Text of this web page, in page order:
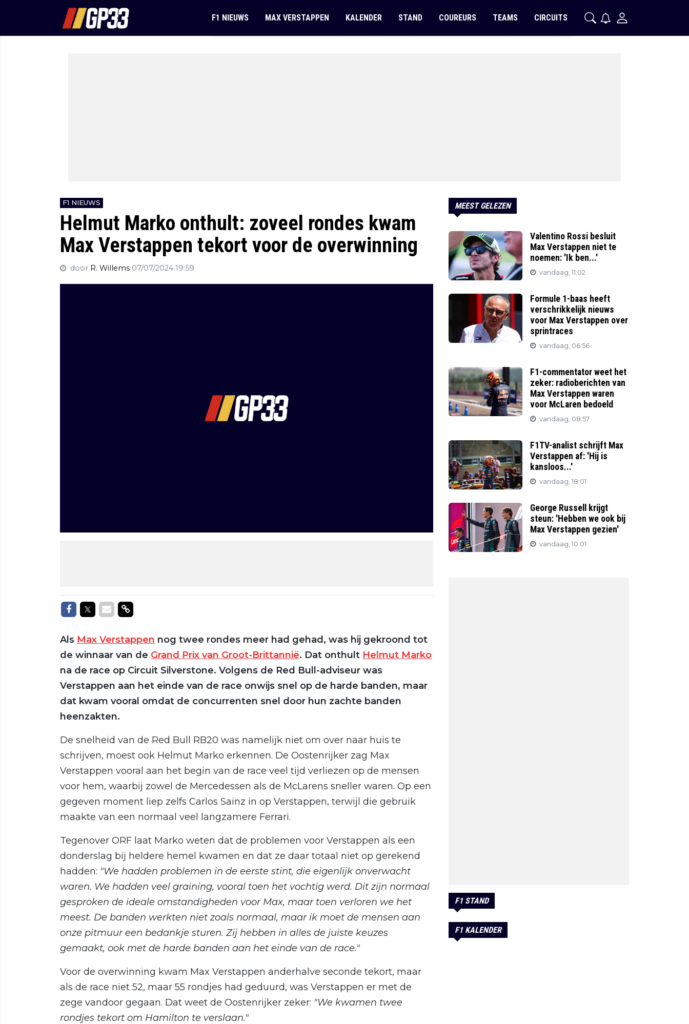
F1 NIEUWS MAX VERSTAPPEN KALENDER STAND COUREURS TEAMS CIRCUITS
F1 NIEUWS
Helmut Marko onthult: zoveel rondes kwam
Max Verstappen tekort voor de overwinning
door R. Willems 07/07/2024 19:59
Delen op Facebook
Delen op Twitter
Delen via Mail
Delen via link
Als Max Verstappen nog twee rondes meer had gehad, was hij gekroond tot
de winnaar van de Grand Prix van Groot-Brittannië. Dat onthult Helmut Marko
na de race op Circuit Silverstone. Volgens de Red Bull-adviseur was
Verstappen aan het einde van de race onwijs snel op de harde banden, maar
dat kwam vooral omdat de concurrenten snel door hun zachte banden
heenzakten.
De snelheid van de Red Bull RB20 was namelijk niet om over naar huis te
schrijven, moest ook Helmut Marko erkennen. De Oostenrijker zag Max
Verstappen vooral aan het begin van de race veel tijd verliezen op de mensen
voor hem, waarbij zowel de Mercedessen als de McLarens sneller waren. Op een
gegeven moment liep zelfs Carlos Sainz in op Verstappen, terwijl die gebruik
maakte van een normaal veel langzamere Ferrari.
Tegenover ORF laat Marko weten dat de problemen voor Verstappen als een
donderslag bij heldere hemel kwamen en dat ze daar totaal niet op gerekend
hadden: "We hadden problemen in de eerste stint, die eigenlijk onverwacht
waren. We hadden veel graining, vooral toen het vochtig werd. Dit zijn normaal
gesproken de ideale omstandigheden voor Max, maar toen verloren we het
meest. De banden werkten niet zoals normaal, maar ik moet de mensen aan
onze pitmuur een bedankje sturen. Zij hebben in alles de juiste keuzes
gemaakt, ook met de harde banden aan het einde van de race."
Voor de overwinning kwam Max Verstappen anderhalve seconde tekort, maar
als de race niet 52, maar 55 rondjes had geduurd, was Verstappen er met de
zege vandoor gegaan. Dat weet de Oostenrijker zeker: "We kwamen twee
rondjes tekort om Hamilton te verslaan."
MEEST GELEZEN
Valentino Rossi besluit
Max Verstappen niet te
noemen: 'Ik ben...'
vandaag, 11:02
Formule 1-baas heeft
verschrikkelijk nieuws
voor Max Verstappen over
sprintraces
vandaag, 06:56
F1-commentator weet het
zeker: radioberichten van
Max Verstappen waren
voor McLaren bedoeld
vandaag, 08:57
F1TV-analist schrijft Max
Verstappen af: 'Hij is
kansloos...'
vandaag, 18:01
George Russell krijgt
steun: 'Hebben we ook bij
Max Verstappen gezien'
vandaag, 10:01
F1 STAND
F1 KALENDER